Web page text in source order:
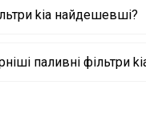
kia найдешевші?
311121G000 KIA
паливні фільтри